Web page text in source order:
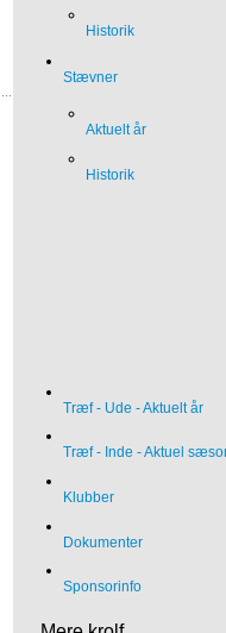
Historik
Stævner
Aktuelt år
Historik
Træf - Ude - Aktuelt år
Træf - Inde - Aktuel
Klubber
Dokumenter
Sponsorinfo